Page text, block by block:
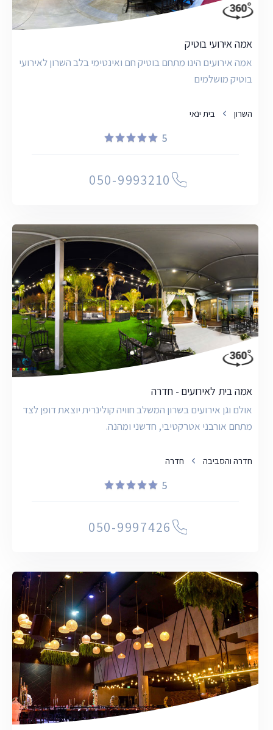
אמה אירועי בוטיק
אמה אירועים הינו מתחם בוטיק חם ואינטימי בלב השרון לאירועי
בוטיק מושלמים
השרון בית ינאי
5
050-9993210
אמה בית לאירועים - חדרה
אולם וגן אירועים בשרון המשלב חוויה קולינרית יוצאת דופן לצד
מתחם אורבני אטרקטיבי, חדשני ומהנה.
חדרה והסביבה חדרה
5
050-9997426